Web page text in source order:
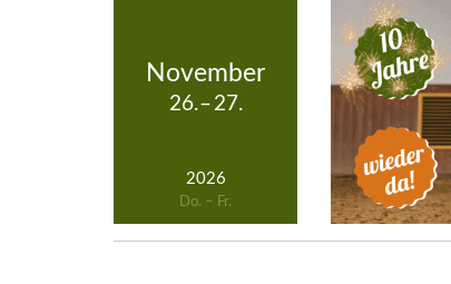
26.– 27.
November
Do. – Fr.
2026